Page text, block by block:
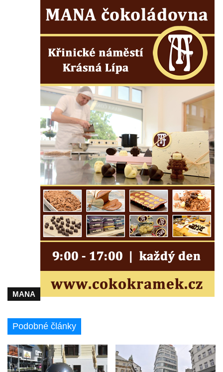
MANA
Podobné články